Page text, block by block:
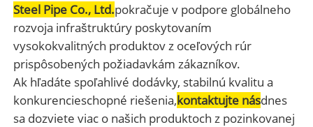
Steel Pipe Co., Ltd.pokračuje v podpore globálneho
rozvoja infraštruktúry poskytovaním
vysokokvalitných produktov z oceľových rúr
prispôsobených požiadavkám zákazníkov.
Ak hľadáte spoľahlivé dodávky, stabilnú kvalitu a
konkurencieschopné riešenia,kontaktujte násdnes
sa dozviete viac o našich produktoch z pozinkovanej